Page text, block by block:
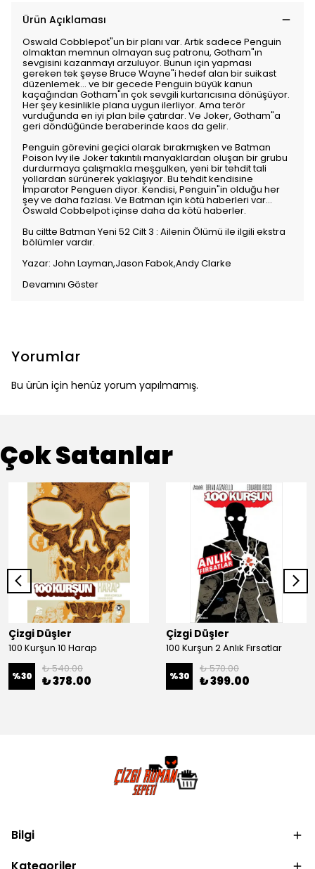
Ürün Açıklaması
Oswald Cobblepot"un bir planı var. Artık sadece Penguin
olmaktan memnun olmayan suç patronu, Gotham"ın
sevgisini kazanmayı arzuluyor. Bunun için yapması
gereken tek şeyse Bruce Wayne"i hedef alan bir suikast
düzenlemek... ve bir gecede Penguin büyük kanun
kaçağından Gotham"ın çok sevgili kurtarıcısına dönüşüyor.
Her şey kesinlikle plana uygun ilerliyor. Ama terör
vurduğunda en iyi plan bile çatırdar. Ve Joker, Gotham"a
geri döndüğünde beraberinde kaos da gelir.
Penguin görevini geçici olarak bırakmışken ve Batman
Poison Ivy ile Joker takıntılı manyaklardan oluşan bir grubu
durdurmaya çalışmakla meşgulken, yeni bir tehdit tali
yollardan sürünerek yaklaşıyor. Bu tehdit kendisine
İmparator Penguen diyor. Kendisi, Penguin"in olduğu her
şey ve daha fazlası. Ve Batman için kötü haberleri var...
Oswald Cobbelpot içinse daha da kötü haberler.
Bu ciltte Batman Yeni 52 Cilt 3 : Ailenin Ölümü ile ilgili ekstra
bölümler vardır.
Yazar: John Layman,Jason Fabok,Andy Clarke
Devamını Göster
Yorumlar
Bu ürün için henüz yorum yapılmamış.
Çok Satanlar
Çizgi Düşler
100 Kurşun 10 Harap
%30
₺ 540.00
₺ 378.00
Çizgi Düşler
100 Kurşun 2 Anlık Fırsatlar
%30
₺ 570.00
₺ 399.00
Bilgi